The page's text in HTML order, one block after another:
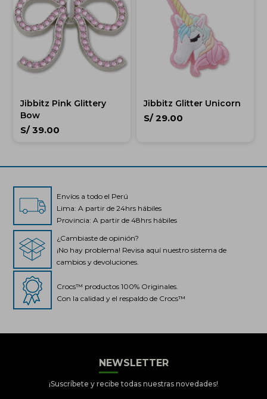
Crocs Perú
● En línea
Jibbitz Pink Glittery
Bow
S/ 39.00
Jibbitz Glitter Unicorn
S/ 29.00
Envíos a todo el Perú
Lima: A partir de 24hrs hábiles
Provincia: A partir de 48hrs hábiles
¿Cambiaste de opinión?
¡No hay problema! Revisa aquí nuestro sistema de
cambios y devoluciones.
Crocs™ productos 100% Originales.
Con la calidad y el respaldo de Crocs™
NEWSLETTER
¡Suscríbete y recibe todas nuestras novedades!